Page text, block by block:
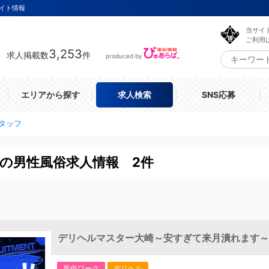
ト情報
求人掲載数3,253件 produced by
当サイ
ご利用
エリアから探す 求人検索 SNS応募
ッフ
の男性風俗求人情報 2件
デリヘルマスター大崎～安すぎて来月潰れます～